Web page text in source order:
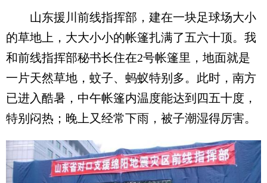
山东援川前线指挥部，建在一块足球场大小
的草地上，大大小小的帐篷扎满了五六十顶。我
和前线指挥部秘书长住在2号帐篷里，地面就是
一片天然草地，蚊子、蚂蚁特别多。此时，南方
已进入酷暑，中午帐篷内温度能达到四五十度，
特别闷热；晚上又经常下雨，被子潮湿得厉害。